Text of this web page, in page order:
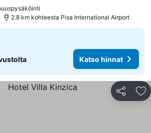
2.8 km kohteesta Pisa International Airport
Katso hinnat
Jaa